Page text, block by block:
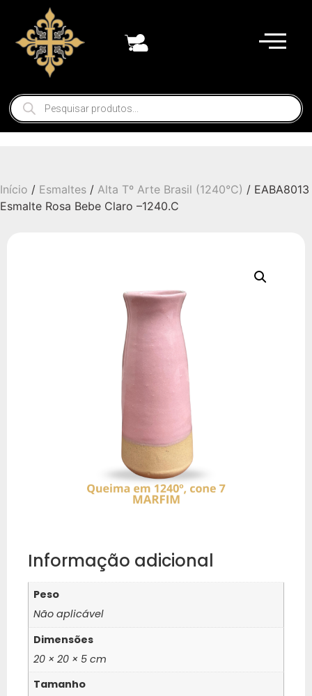
Início / Esmaltes / Alta Tº Arte Brasil (1240°C) / EABA8013
Esmalte Rosa Bebe Claro –1240.C
Informação adicional
Peso
Não aplicável
Dimensões
20 × 20 × 5 cm
Tamanho